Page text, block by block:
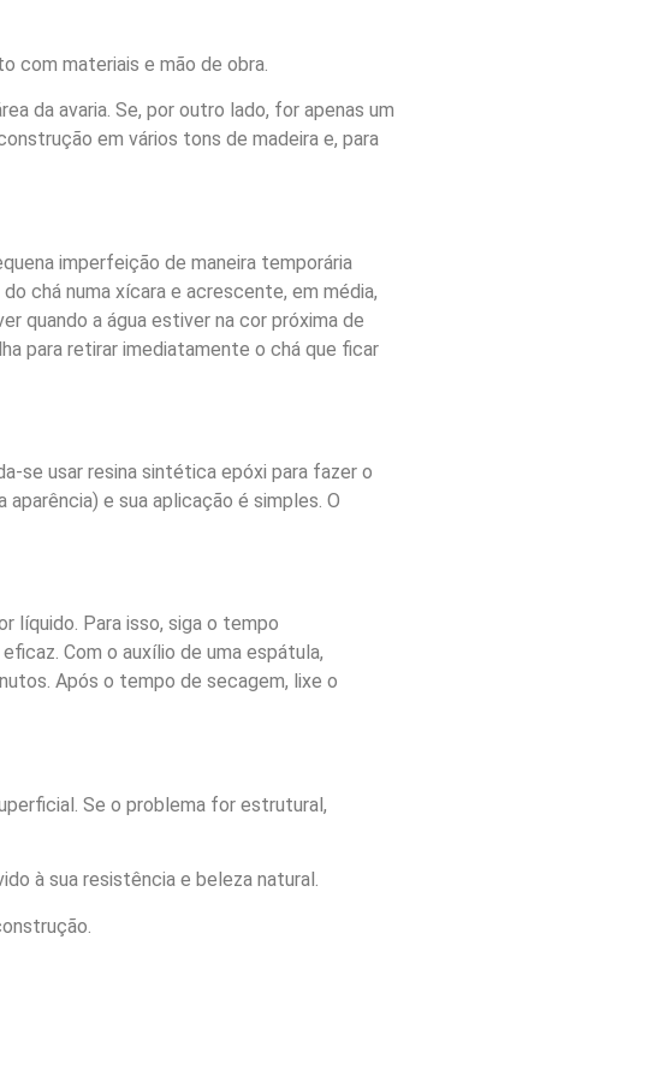
com materiais e mão de obra.
da avaria. Se, por outro lado, for apenas um
em vários tons de madeira e, para
imperfeição de maneira temporária
chá numa xícara e acrescente, em média,
quando a água estiver na cor próxima de
para retirar imediatamente o chá que ficar
se usar resina sintética epóxi para fazer o
e sua aplicação é simples. O
líquido. Para isso, siga o tempo
Com o auxílio de uma espátula,
Após o tempo de secagem, lixe o
Se o problema for estrutural,
à sua resistência e beleza natural.